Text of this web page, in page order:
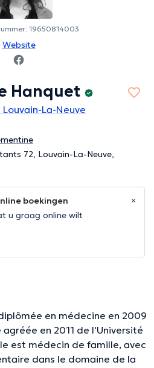
19650814003
Website
Hanquet
La-Neuve
72, Louvain-La-Neuve,
boekingen
u graag online wilt
en médecine en 2009
en 2011 de l'Université
est médecin de famille, avec
dans le domaine de la